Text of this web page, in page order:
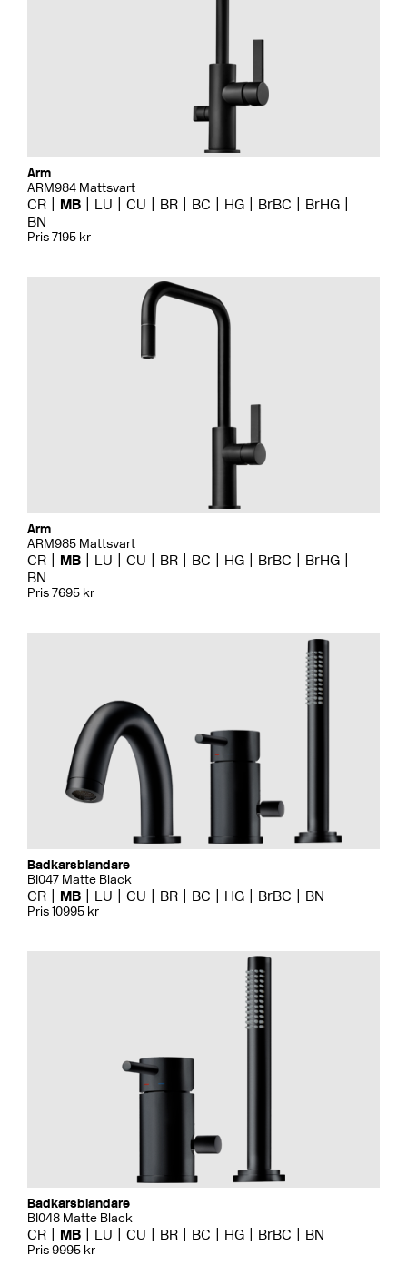
Arm
ARM984 Mattsvart
CR MB LU CU BR BC HG BrBC
BrHG
BN
Pris 7195 kr
Arm
ARM985 Mattsvart
CR MB LU CU BR BC HG BrBC
BrHG
BN
Pris 7695 kr
Badkarsblandare
BI047 Matte Black
CR MB LU CU BR BC HG BrBC BN
Pris 10995 kr
Badkarsblandare
BI048 Matte Black
CR MB LU CU BR BC HG BrBC BN
Pris 9995 kr